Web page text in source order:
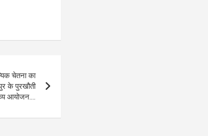
चेतना का
के पुरखौती
आयोजन….